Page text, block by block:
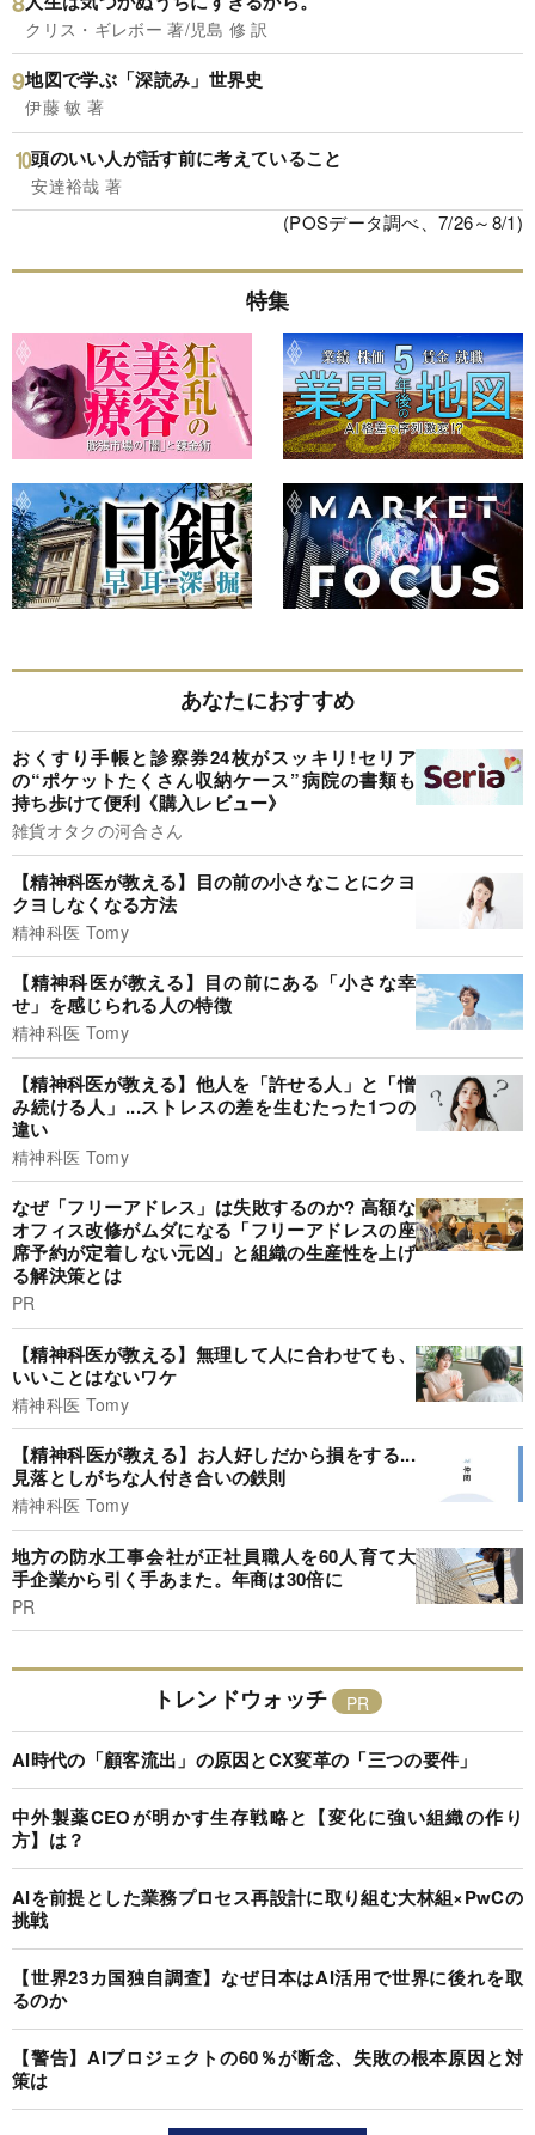
クリス・ギレボー 著/児島 修 訳
地図で学ぶ「深読み」世界史
伊藤 敏 著
頭のいい人が話す前に考えていること
安達裕哉 著
(POSデータ調べ、7/26～8/1)
特集
あなたにおすすめ
おくすり手帳と診察券24枚がスッキリ!セリア
の“ポケットたくさん収納ケース”病院の書類も
持ち歩けて便利《購入レビュー》
雑貨オタクの河合さん
【精神科医が教える】目の前の小さなことにクヨ
クヨしなくなる方法
精神科医 Tomy
【精神科医が教える】目の前にある「小さな幸
せ」を感じられる人の特徴
精神科医 Tomy
【精神科医が教える】他人を「許せる人」と「憎
み続ける人」...ストレスの差を生むたった1つの
違い
精神科医 Tomy
なぜ「フリーアドレス」は失敗するのか? 高額な
オフィス改修がムダになる「フリーアドレスの座
席予約が定着しない元凶」と組織の生産性を上げ
る解決策とは
PR
【精神科医が教える】無理して人に合わせても、
いいことはないワケ
精神科医 Tomy
【精神科医が教える】お人好しだから損をする...
見落としがちな人付き合いの鉄則
精神科医 Tomy
地方の防水工事会社が正社員職人を60人育て大
手企業から引く手あまた。年商は30倍に
PR
トレンドウォッチ
AI時代の「顧客流出」の原因とCX変革の「三つの要件」
中外製薬CEOが明かす生存戦略と【変化に強い組織の作り
方】は？
AIを前提とした業務プロセス再設計に取り組む大林組×PwCの
挑戦
【世界23カ国独自調査】なぜ日本はAI活用で世界に後れを取
るのか
【警告】AIプロジェクトの60％が断念、失敗の根本原因と対
策は